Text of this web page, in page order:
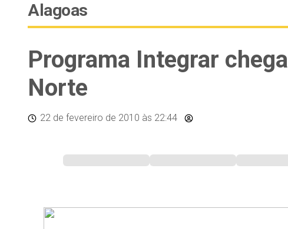
Alagoas
Programa Integrar
Norte
22 de fevereiro de 2010 às 22:44